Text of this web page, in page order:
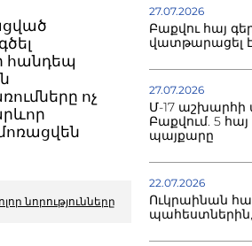
հանդեպ
ոչ
նորությունները
27.07.2026
Բաքվու հայ
վատթարացել
27.07.2026
Մ-17 աշխարհի
Բաքվում. 5 հայ
պայքարը
22.07.2026
Ուկրաինան